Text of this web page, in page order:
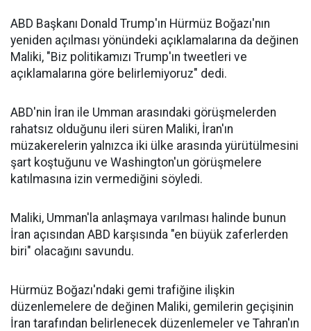
ABD Başkanı Donald Trump'ın Hürmüz Boğazı'nın
yeniden açılması yönündeki açıklamalarına da değinen
Maliki, "Biz politikamızı Trump'ın tweetleri ve
açıklamalarına göre belirlemiyoruz" dedi.
ABD'nin İran ile Umman arasındaki görüşmelerden
rahatsız olduğunu ileri süren Maliki, İran'ın
müzakerelerin yalnızca iki ülke arasında yürütülmesini
şart koştuğunu ve Washington'un görüşmelere
katılmasına izin vermediğini söyledi.
Maliki, Umman'la anlaşmaya varılması halinde bunun
İran açısından ABD karşısında "en büyük zaferlerden
biri" olacağını savundu.
Hürmüz Boğazı'ndaki gemi trafiğine ilişkin
düzenlemelere de değinen Maliki, gemilerin geçişinin
İran tarafından belirlenecek düzenlemeler ve Tahran'ın